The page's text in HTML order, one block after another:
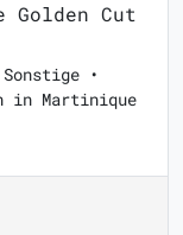
Golden Cut
•
in Martinique